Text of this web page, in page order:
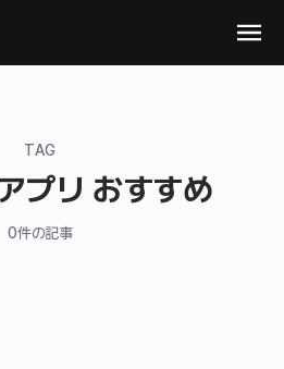
TAG
プリ おすすめ
0件の記事